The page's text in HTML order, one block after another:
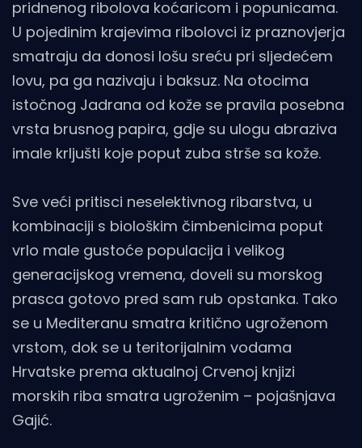
pridnenog ribolova koćaricom i popunicama.
U pojedinim krajevima ribolovci iz praznovjerja
smatraju da donosi lošu sreću pri sljedećem
lovu, pa ga nazivaju i baksuz. Na otocima
istočnog Jadrana od kože se pravila posebna
vrsta brusnog papira, gdje su ulogu abraziva
imale krljušti koje poput zuba strše sa kože.
Sve veći pritisci neselektivnog ribarstva, u
kombinaciji s biološkim čimbenicima poput
vrlo male gustoće populacija i velikog
generacijskog vremena, doveli su morskog
prasca gotovo pred sam rub opstanka. Tako
se u Mediteranu smatra kritično ugroženom
vrstom, dok se u teritorijalnim vodama
Hrvatske prema aktualnoj Crvenoj knjizi
morskih riba smatra ugroženim – pojašnjava
Gajić.